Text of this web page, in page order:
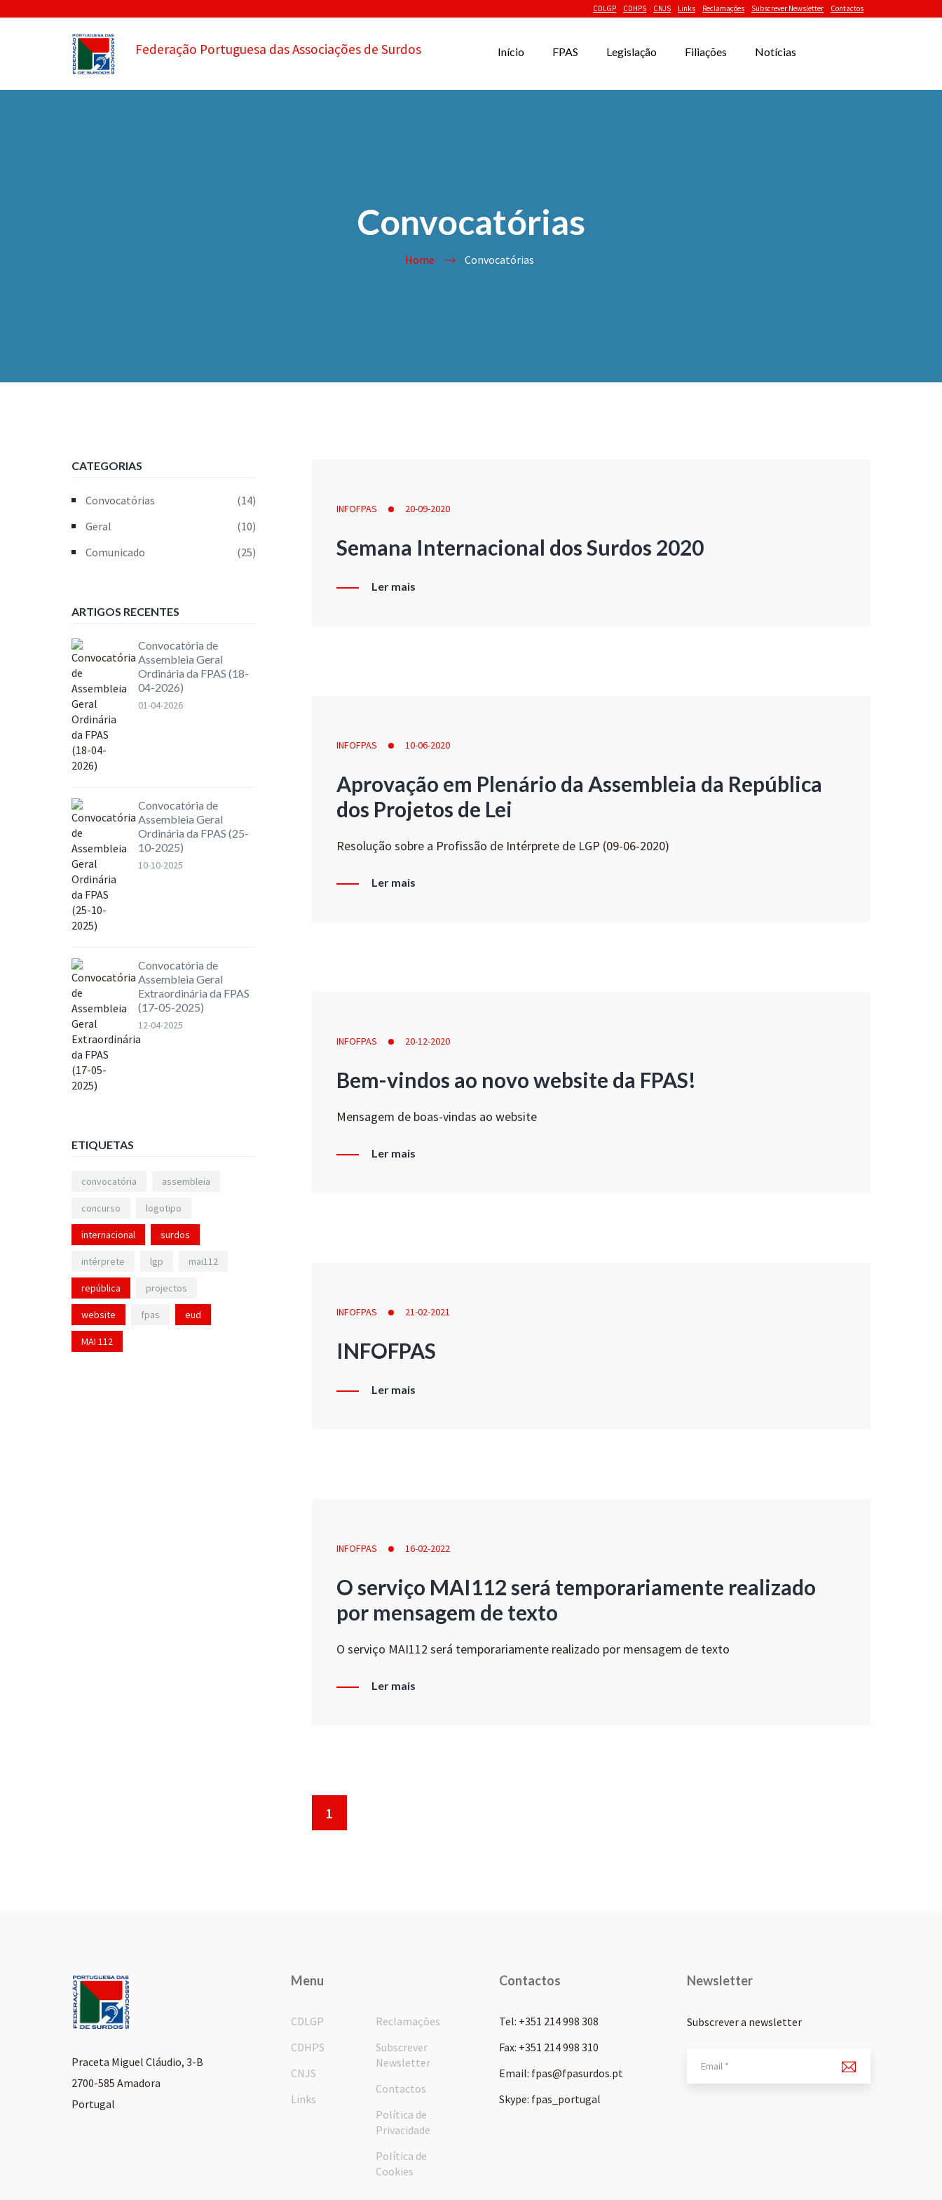
CDLGP CDHPS CNJS Links Reclamações Subscrever Newsletter Contactos
Federação Portuguesa das Associações de Surdos Início FPAS Legislação Filiações Notícias
Convocatórias
Home Convocatórias
INFOFPAS 20-09-2020
Semana Internacional dos Surdos 2020
Ler mais
INFOFPAS 10-06-2020
Aprovação em Plenário da Assembleia da República
dos Projetos de Lei
Resolução sobre a Profissão de Intérprete de LGP (09-06-2020)
Ler mais
INFOFPAS 20-12-2020
Bem-vindos ao novo website da FPAS!
Mensagem de boas-vindas ao website
Ler mais
INFOFPAS 21-02-2021
INFOFPAS
Ler mais
INFOFPAS 16-02-2022
O serviço MAI112 será temporariamente realizado
por mensagem de texto
O serviço MAI112 será temporariamente realizado por mensagem de texto
Ler mais
1
CATEGORIAS
Convocatórias
(14)
Geral
(10)
Comunicado
(25)
ARTIGOS RECENTES
Convocatória de
Assembleia Geral
Ordinária da FPAS (18-
04-2026)
01-04-2026
Convocatória de
Assembleia Geral
Ordinária da FPAS (25-
10-2025)
10-10-2025
Convocatória de
Assembleia Geral
Extraordinária da FPAS
(17-05-2025)
12-04-2025
ETIQUETAS
convocatória assembleia
concurso logotipo
internacional surdos
intérprete lgp mai112
república projectos
website fpas eud
MAI 112
Praceta Miguel Cláudio, 3-B
2700-585 Amadora
Portugal
Menu
CDLGP
CDHPS
CNJS
Links
Reclamações
Subscrever
Newsletter
Contactos
Política de
Privacidade
Política de
Cookies
Contactos
Tel: +351 214 998 308
Fax: +351 214 998 310
Email: fpas@fpasurdos.pt
Skype: fpas_portugal
Newsletter
Subscrever a newsletter